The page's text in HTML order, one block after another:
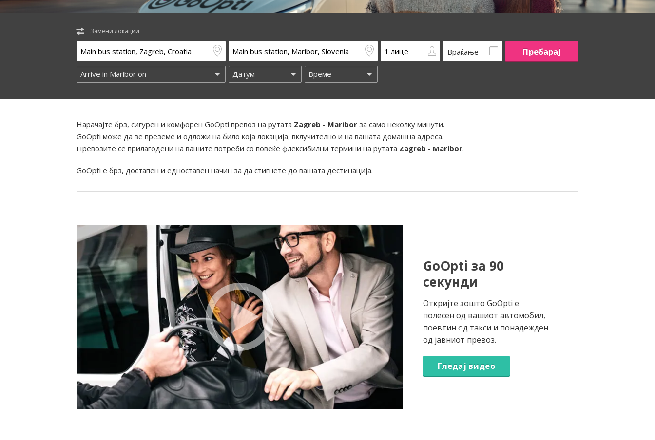
Замени локации
Враќање
Нарачајте брз, сигурен и комфорен GoOpti превоз на рутата Zagreb - Maribor за само неколку минути.
GoOpti може да ве преземе и одложи на било која локација, вклучително и на вашата домашна адреса.
Превозите се прилагодени на вашите потреби со повеќе флексибилни термини на рутата Zagreb - Maribor.
GoOpti е брз, достапен и едноставен начин за да стигнете до вашата дестинација.
GoOpti за 90
секунди
Откријте зошто GoOpti е
полесен од вашиот автомобил,
поевтин од такси и понадежден
од јавниот превоз.
Гледај видео